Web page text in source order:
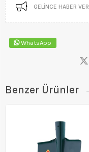
GELINCE HABER VER
WhatsApp
Benzer Ürünler